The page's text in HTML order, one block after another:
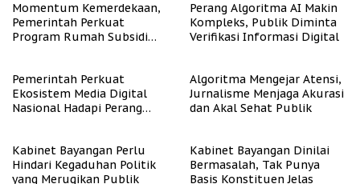
Momentum Kemerdekaan,
Pemerintah Perkuat
Program Rumah Subsidi
Perang Algoritma AI Makin
Kompleks, Publik Diminta
Verifikasi Informasi Digital
Pemerintah Perkuat
Ekosistem Media Digital
Nasional Hadapi Perang
Algoritma Mengejar Atensi,
Jurnalisme Menjaga Akurasi
dan Akal Sehat Publik
Kabinet Bayangan Perlu
Hindari Kegaduhan Politik
yang Merugikan Publik
Kabinet Bayangan Dinilai
Bermasalah, Tak Punya
Basis Konstituen Jelas